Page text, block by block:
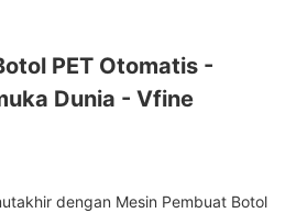
PET Otomatis -
Dunia - Vfine
dengan Mesin Pembuat Botol